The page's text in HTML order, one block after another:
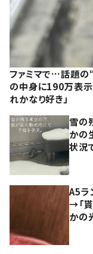
ファミマで…話題の
の中身に190万表示「
れかなり好き」
雪の
かの
状況
A5ラ
→「貰
かの